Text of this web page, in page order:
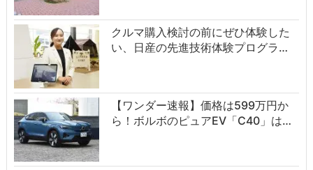
クルマ購入検討の前にぜひ体験した
い、日産の先進技術体験プログラ…
【ワンダー速報】価格は599万円か
ら！ボルボのピュアEV「C40」は…